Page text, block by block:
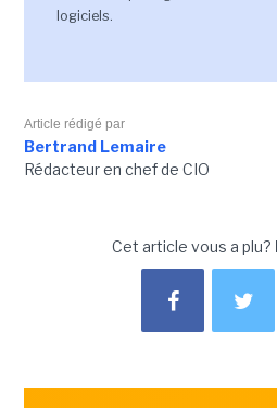
logiciels.
Article rédigé par
Bertrand Lemaire
Rédacteur en chef de CIO
Cet article vous a plu?